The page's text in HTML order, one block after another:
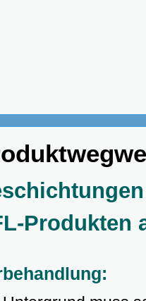
Produkten